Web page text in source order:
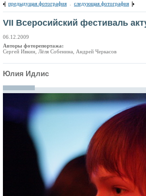
предыдущая фотография следующая фотография
VII Всеросийский фестиваль
06.12.2009
Авторы фоторепортажа:
Сергей Ивкин, Лёля Собенина, Андрей Черкасов
Юлия Идлис